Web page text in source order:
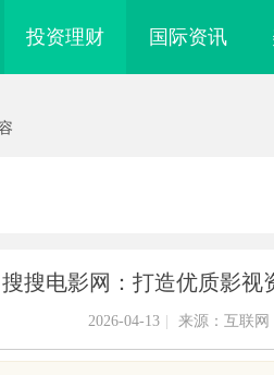
投资理财 国际资讯
搜搜电影网：打造优质影视
2026-04-13 来源：互联网